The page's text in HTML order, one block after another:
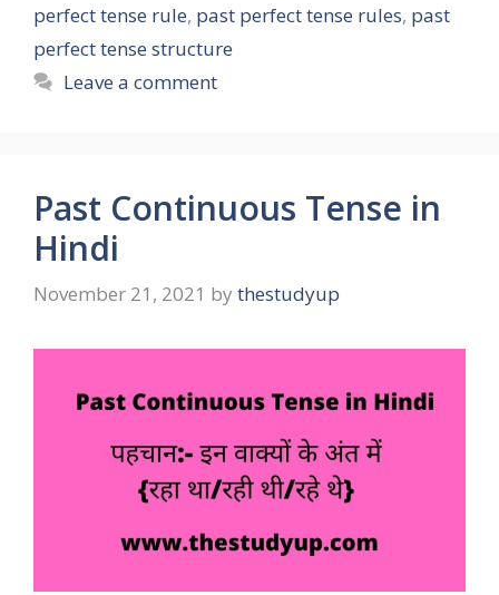
perfect tense rule, past perfect tense rules, past
perfect tense structure
Leave a comment
Past Continuous Tense in
Hindi
November 21, 2021 by thestudyup